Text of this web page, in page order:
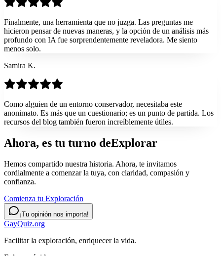
Finalmente, una herramienta que no juzga. Las preguntas me
hicieron pensar de nuevas maneras, y la opción de un análisis más
profundo con IA fue sorprendentemente reveladora. Me siento
menos solo.
Samira K.
Como alguien de un entorno conservador, necesitaba este
anonimato. Es más que un cuestionario; es un punto de partida. Los
recursos del blog también fueron increíblemente útiles.
Ahora, es tu turno deExplorar
Hemos compartido nuestra historia. Ahora, te invitamos
cordialmente a comenzar la tuya, con claridad, compasión y
confianza.
Comienza tu Exploración
¡Tu opinión nos importa!
GayQuiz.org
Facilitar la exploración, enriquecer la vida.